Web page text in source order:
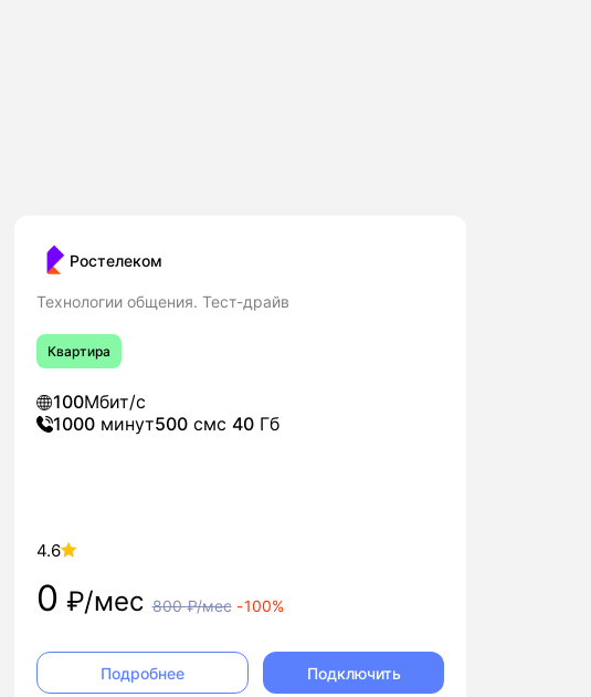
Ростелеком
Технологии общения. Тест-драйв
Квартира
100Мбит/с
1000 минут500 смс 40 Гб
4.6
0 ₽/мес 800₽/мес -100%
Подробнее Подключить